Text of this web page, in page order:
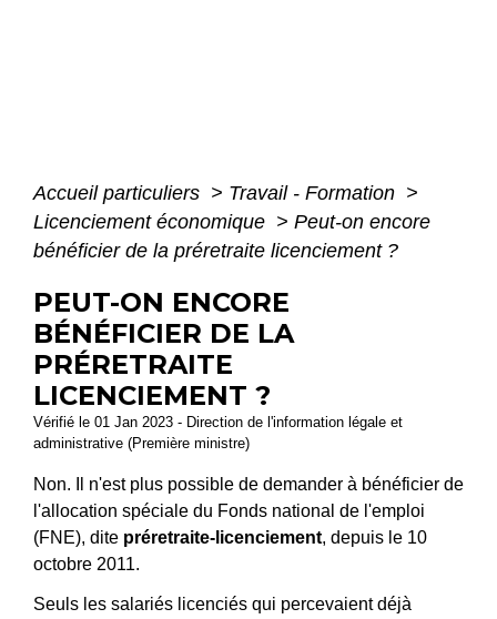
Accueil particuliers > Travail - Formation >
Licenciement économique > Peut-on encore
bénéficier de la préretraite licenciement ?
PEUT-ON ENCORE
BÉNÉFICIER DE LA
PRÉRETRAITE
LICENCIEMENT ?
Vérifié le 01 Jan 2023 - Direction de l'information légale et
administrative (Première ministre)
Non. Il n'est plus possible de demander à bénéficier de
l'allocation spéciale du Fonds national de l'emploi
(FNE), dite préretraite-licenciement, depuis le 10
octobre 2011.
Seuls les salariés licenciés qui percevaient déjà